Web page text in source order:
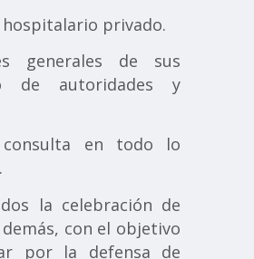
hospitalario privado.
generales de sus
de autoridades y
en todo lo
la celebración de
con el objetivo
por la defensa de